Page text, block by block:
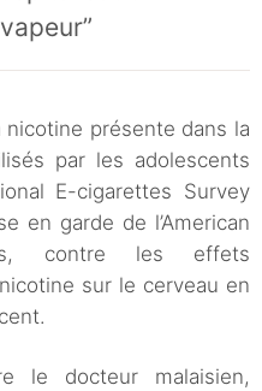
présente dans la
par les adolescents
E-cigarettes Survey
en garde de l’American
contre les effets
sur le cerveau en
le docteur malaisien,